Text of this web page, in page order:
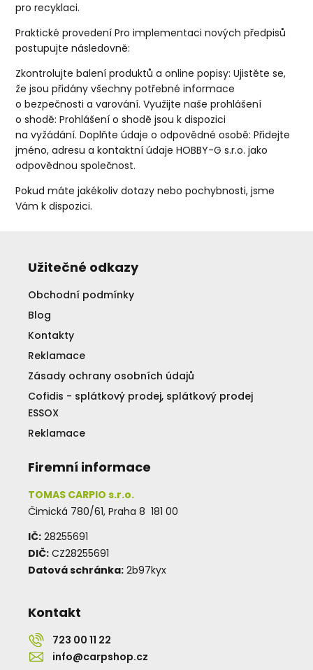
pro recyklaci.
Praktické provedení Pro implementaci nových předpisů
postupujte následovně:
Zkontrolujte balení produktů a online popisy: Ujistěte se,
že jsou přidány všechny potřebné informace
o bezpečnosti a varování. Využijte naše prohlášení
o shodě: Prohlášení o shodě jsou k dispozici
na vyžádání. Doplňte údaje o odpovědné osobě: Přidejte
jméno, adresu a kontaktní údaje HOBBY-G s.r.o. jako
odpovědnou společnost.
Pokud máte jakékoliv dotazy nebo pochybnosti, jsme
Vám k dispozici.
Užitečné odkazy
Obchodní podmínky
Blog
Kontakty
Reklamace
Zásady ochrany osobních údajů
Cofidis - splátkový prodej, splátkový prodej
ESSOX
Reklamace
Firemní informace
TOMAS CARPIO s.r.o.
Čimická 780/61, Praha 8 181 00
IČ: 28255691
DIČ: CZ28255691
Datová schránka: 2b97kyx
Kontakt
723 00 11 22
info@carpshop.cz